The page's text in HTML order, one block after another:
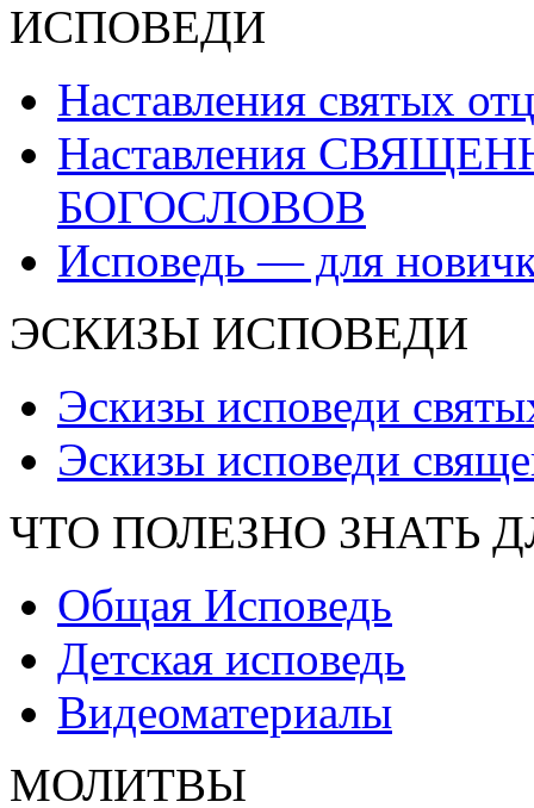
ИСПОВЕДИ
Наставления святых
Наставления
БОГОСЛОВОВ
Исповедь — для
ЭСКИЗЫ ИСПОВЕДИ
Эскизы исповеди
Эскизы исповеди
ЧТО ПОЛЕЗНО ЗНАТЬ
Общая Исповедь
Детская исповедь
Видеоматериалы
МОЛИТВЫ